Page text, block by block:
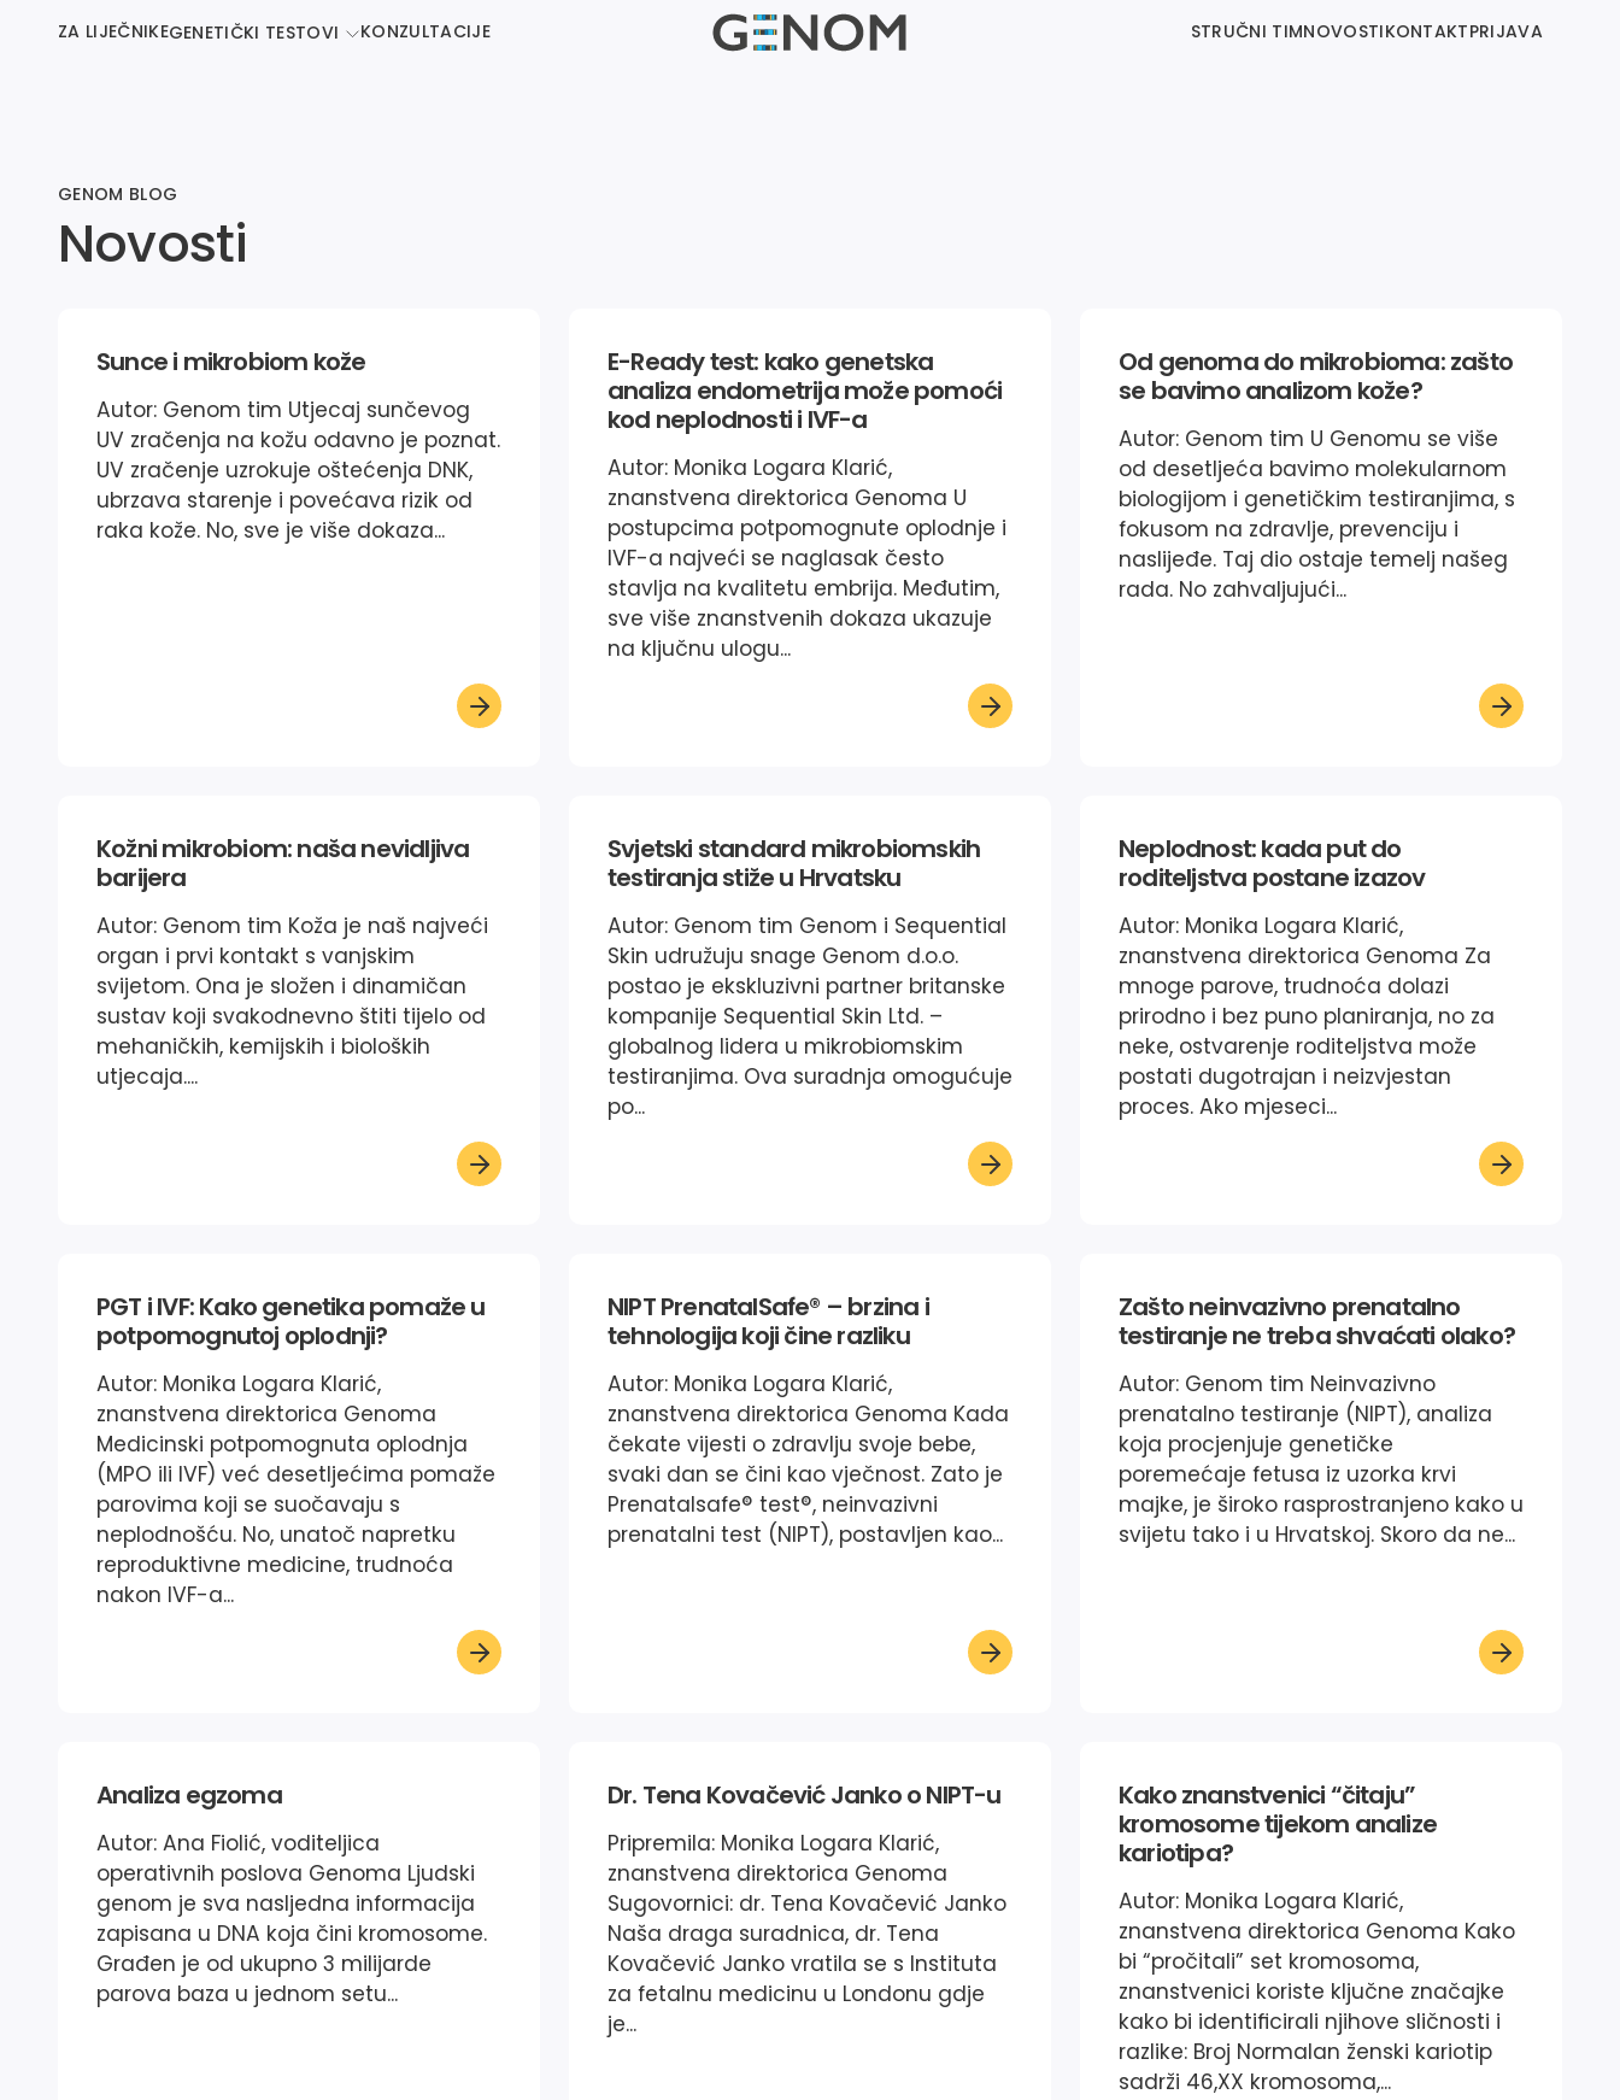
ZA LIJEČNIKEGENETIČKI TESTOVI KONZULTACIJE STRUČNI TIMNOVOSTIKONTAKTPRIJAVA
GENOM BLOG
Novosti
Sunce i mikrobiom kože
Autor: Genom tim Utjecaj sunčevog
UV zračenja na kožu odavno je poznat.
UV zračenje uzrokuje oštećenja DNK,
ubrzava starenje i povećava rizik od
raka kože. No, sve je više dokaza...
E-Ready test: kako genetska
analiza endometrija može pomoći
kod neplodnosti i IVF-a
Autor: Monika Logara Klarić,
znanstvena direktorica Genoma U
postupcima potpomognute oplodnje i
IVF-a najveći se naglasak često
stavlja na kvalitetu embrija. Međutim,
sve više znanstvenih dokaza ukazuje
na ključnu ulogu...
Od genoma do mikrobioma: zašto
se bavimo analizom kože?
Autor: Genom tim U Genomu se više
od desetljeća bavimo molekularnom
biologijom i genetičkim testiranjima, s
fokusom na zdravlje, prevenciju i
naslijeđe. Taj dio ostaje temelj našeg
rada. No zahvaljujući...
Kožni mikrobiom: naša nevidljiva
barijera
Autor: Genom tim Koža je naš najveći
organ i prvi kontakt s vanjskim
svijetom. Ona je složen i dinamičan
sustav koji svakodnevno štiti tijelo od
mehaničkih, kemijskih i bioloških
utjecaja....
Svjetski standard mikrobiomskih
testiranja stiže u Hrvatsku
Autor: Genom tim Genom i Sequential
Skin udružuju snage Genom d.o.o.
postao je ekskluzivni partner britanske
kompanije Sequential Skin Ltd. –
globalnog lidera u mikrobiomskim
testiranjima. Ova suradnja omogućuje
po...
Neplodnost: kada put do
roditeljstva postane izazov
Autor: Monika Logara Klarić,
znanstvena direktorica Genoma Za
mnoge parove, trudnoća dolazi
prirodno i bez puno planiranja, no za
neke, ostvarenje roditeljstva može
postati dugotrajan i neizvjestan
proces. Ako mjeseci...
PGT i IVF: Kako genetika pomaže u
potpomognutoj oplodnji?
Autor: Monika Logara Klarić,
znanstvena direktorica Genoma
Medicinski potpomognuta oplodnja
(MPO ili IVF) već desetljećima pomaže
parovima koji se suočavaju s
neplodnošću. No, unatoč napretku
reproduktivne medicine, trudnoća
nakon IVF-a...
NIPT PrenatalSafe® – brzina i
tehnologija koji čine razliku
Autor: Monika Logara Klarić,
znanstvena direktorica Genoma Kada
čekate vijesti o zdravlju svoje bebe,
svaki dan se čini kao vječnost. Zato je
Prenatalsafe® test®, neinvazivni
prenatalni test (NIPT), postavljen kao...
Zašto neinvazivno prenatalno
testiranje ne treba shvaćati olako?
Autor: Genom tim Neinvazivno
prenatalno testiranje (NIPT), analiza
koja procjenjuje genetičke
poremećaje fetusa iz uzorka krvi
majke, je široko rasprostranjeno kako u
svijetu tako i u Hrvatskoj. Skoro da ne...
Analiza egzoma
Autor: Ana Fiolić, voditeljica
operativnih poslova Genoma Ljudski
genom je sva nasljedna informacija
zapisana u DNA koja čini kromosome.
Građen je od ukupno 3 milijarde
parova baza u jednom setu...
Dr. Tena Kovačević Janko o NIPT-u
Pripremila: Monika Logara Klarić,
znanstvena direktorica Genoma
Sugovornici: dr. Tena Kovačević Janko
Naša draga suradnica, dr. Tena
Kovačević Janko vratila se s Instituta
za fetalnu medicinu u Londonu gdje
je...
Kako znanstvenici “čitaju”
kromosome tijekom analize
kariotipa?
Autor: Monika Logara Klarić,
znanstvena direktorica Genoma Kako
bi “pročitali” set kromosoma,
znanstvenici koriste ključne značajke
kako bi identificirali njihove sličnosti i
razlike: Broj Normalan ženski kariotip
sadrži 46,XX kromosoma,...